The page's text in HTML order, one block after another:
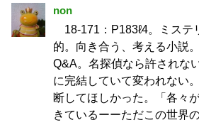
non
18-171：P183ℓ4。ミステ
的。向き合う、考える小説
Q&A。名探偵なら許されな
に完結していて変われない
断してほしかった。「各々
きているーーただこの世界